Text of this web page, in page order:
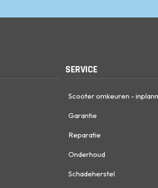
SERVICE
Scooter omkeuren -
Garantie
Reparatie
Onderhoud
Schadeherstel